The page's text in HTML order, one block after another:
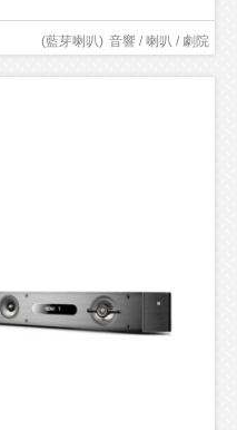
音響 / 喇叭 / 劇院
(藍芽喇叭)